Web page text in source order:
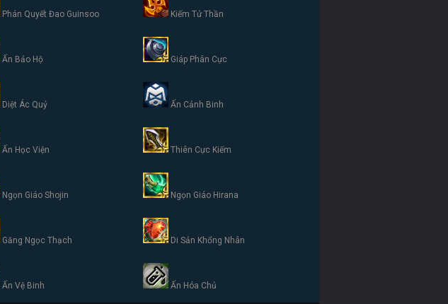
Phán Quyết Đao Guinsoo Kiếm Tử Thần
Ấn Bảo Hộ Giáp Phân Cực
Diệt Ác Quỷ Ấn Cảnh Binh
Ấn Học Viện Thiên Cực Kiếm
Ngọn Giáo Shojin Ngọn Giáo Hirana
Găng Ngọc Thạch Di Sản Khổng Nhân
Ấn Vệ Binh Ấn Hóa Chủ